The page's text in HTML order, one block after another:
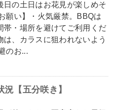
の土日はお花見が楽しめそ
願い】・火気厳禁。BBQは
帯・場所を避けてご利用くだ
、カラスに狙われないよう
のお...
【五分咲き】